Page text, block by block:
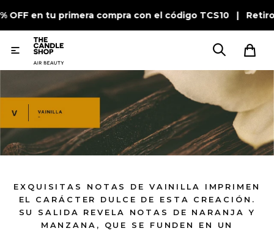
en tu primera compra con el código TCS10 |

EXQUISITAS NOTAS DE VAINILLA IMPRIMEN
EL CARÁCTER DULCE DE ESTA CREACIÓN.
SU SALIDA REVELA NOTAS DE NARANJA Y
MANZANA, QUE SE FUNDEN EN UN